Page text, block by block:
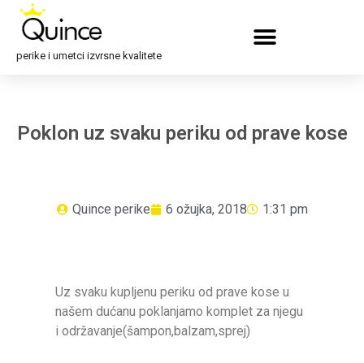
perike i umetci izvrsne kvalitete
Poklon uz svaku periku od prave kose
Quince perike 6 ožujka, 2018 1:31 pm
Uz svaku kupljenu periku od prave kose u
našem dućanu poklanjamo komplet za njegu
i održavanje(šampon,balzam,sprej)